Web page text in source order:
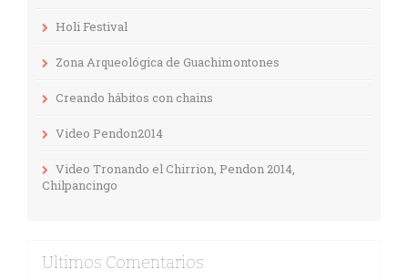
Holi Festival
Zona Arqueológica de Guachimontones
Creando hábitos con chains
Video Pendon2014
Video Tronando el Chirrion, Pendon 2014,
Chilpancingo
Ultimos Comentarios